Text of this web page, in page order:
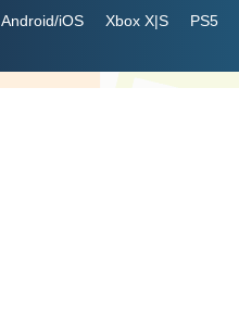
Android/iOS Xbox X|S PS5